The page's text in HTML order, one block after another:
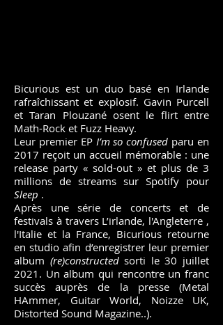
Bicurious est un duo basé en Irlande
rafraîchissant et explosif. Gavin Purcell
et Taran Plouzané osent le flirt entre
Math-Rock et Fuzz Heavy.
Leur premier EP I’m so confused paru en
2017 reçoit un accueil mémorable : une
release party « sold-out » et plus de 3
millions de streams sur Spotify pour
Sleep .
Après une série de concerts et de
festivals à travers L’irlande, l'Angleterre ,
l'Italie et la France, Bicurious retourne
en studio afin d’enregistrer leur premier
album (re)constructedsorti le 30 juillet
2021. Un album qui rencontre un franc
succès auprès de la presse (Metal
HAmmer, Guitar World, Noizze UK,
Distorted Sound Magazine..).